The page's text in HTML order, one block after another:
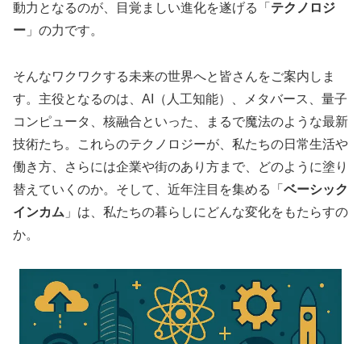
動力となるのが、目覚ましい進化を遂げる「 テクノロジ
ー 」の力です。
そんなワクワクする未来の世界へと皆さんをご案内しま
す。主役となるのは、AI（人工知能）、メタバース、量子
コンピュータ、核融合といった、まるで魔法のような最新
技術たち。これらのテクノロジーが、私たちの日常生活や
働き方、さらには企業や街のあり方まで、どのように塗り
替えていくのか。そして、近年注目を集める「 ベーシック
インカム 」は、私たちの暮らしにどんな変化をもたらすの
か。